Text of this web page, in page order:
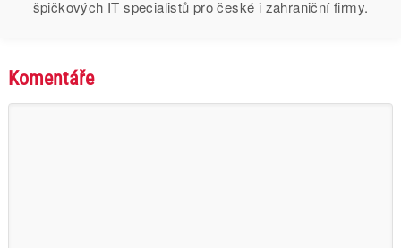
špičkových IT specialistů pro české i zahraniční firmy.
Komentáře